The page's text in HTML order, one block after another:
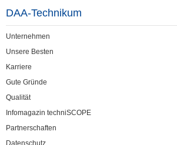
DAA-Technikum
Unternehmen
Unsere Besten
Karriere
Gute Gründe
Qualität
Infomagazin techniSCOPE
Partnerschaften
Datenschutz